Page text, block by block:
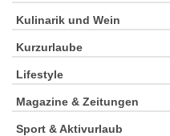
Kulinarik und Wein
Kurzurlaube
Lifestyle
Magazine & Zeitungen
Sport & Aktivurlaub